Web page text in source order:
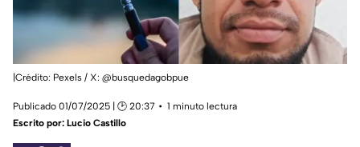
|Crédito: Pexels / X: @busquedagobpue
Publicado 01/07/2025 | 🕑 20:37
1 minuto lectura
Escrito por: Lucio Castillo